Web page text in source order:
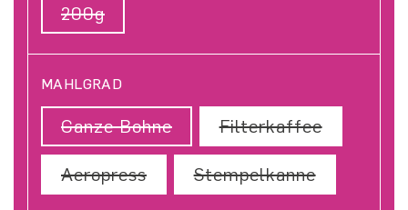
200gVariante Ausverkauft Oder Nicht
MAHLGRAD
Ganze BohneVariante Ausverkauft
FilterkaffeeVariante
AeropressVariante Ausverkauft Oder
StempelkanneVariante